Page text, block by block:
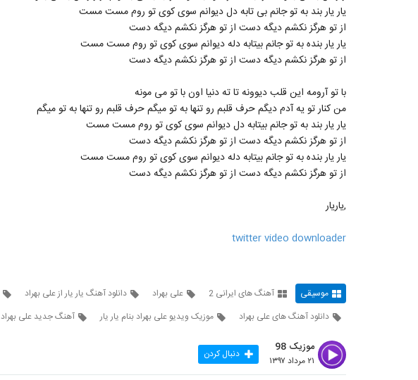
یار یار بند به تو جانم بی تابه دل دیوانم سوی کوی تو روم مست مست
از تو هرگز نکشم دیگه دست از تو هرگز نکشم دیگه دست
یار یار بنده به تو جانم بیتابه دله دیوانم سوی کوی تو روم مست مست
از تو هرگز نکشم دیگه دست از تو هرگز نکشم دیگه دست
با تو آرومه این قلب دیوونه تا ته دنیا اون با تو می مونه
من کنار تو یه آدم دیگم حرف قلبم رو تنها به تو میگم حرف قلبم رو تنها به تو میگم
یار یار بند به تو جانم بیتابه دل دیوانم سوی کوی تو روم مست مست
از تو هرگز نکشم دیگه دست از تو هرگز نکشم دیگه دست
یار یار بنده به تو جانم بیتابه دله دیوانم سوی کوی تو روم مست مست
از تو هرگز نکشم دیگه دست از تو هرگز نکشم دیگه دست
,یاریار
twitter video downloader
موسیقی آهنگ های ایرانی 2 علی بهراد دانلود آهنگ یار یار از علی بهراد
دانلود آهنگ های علی بهراد
موزیک ویدیو علی بهراد بنام یار یار آهنگ جدید علی بهراد
موزیک 98
۲۱ مرداد ۱۳۹۷ دنبال کردن